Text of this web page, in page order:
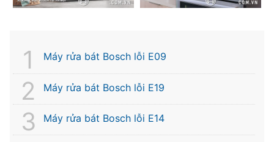
Máy rửa bát Bosch lỗi E09
Máy rửa bát Bosch lỗi E19
Máy rửa bát Bosch lỗi E14